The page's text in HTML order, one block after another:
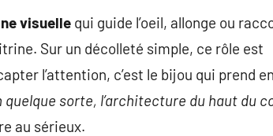
visuelle qui guide l’oeil, allonge ou
Sur un décolleté simple, ce rôle est
l’attention, c’est le bijou qui prend en
quelque sorte, l’architecture du haut du
au sérieux.